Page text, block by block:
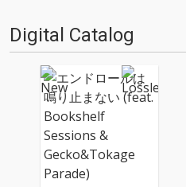
Digital Catalog